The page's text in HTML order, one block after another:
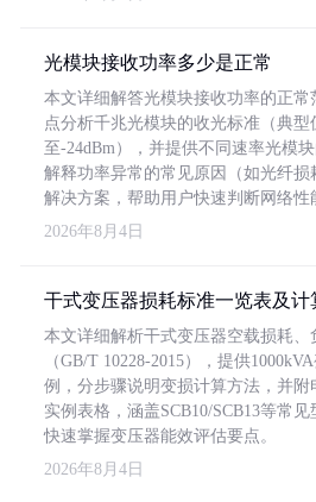
光模块接收功率多少是正常
本文详细解答光模块接收功率的正
点分析千兆光模块的收光标准（典型
至-24dBm），并提供不同速率光模
解释功率异常的常见原因（如光纤损
解决方案，帮助用户快速判断网络性
2026年8月4日
干式变压器损耗标准一览表及计
本文详细解析干式变压器空载损耗
（GB/T 10228-2015），提供
例，分步骤说明变损计算方法，并
实例表格，涵盖SCB10/SCB13等常
快速掌握变压器能效评估要点。
2026年8月4日